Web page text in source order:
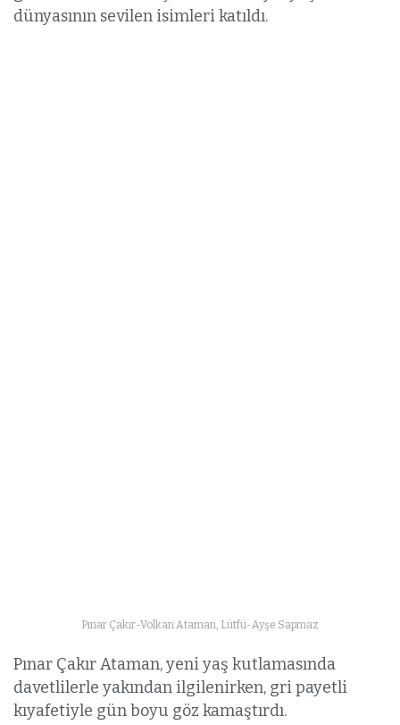
dünyasının sevilen isimleri katıldı.
Pınar Çakır-Volkan Ataman, Lütfü-Ayşe Sapmaz
Pınar Çakır Ataman, yeni yaş kutlamasında
davetlilerle yakından ilgilenirken, gri payetli
kıyafetiyle gün boyu göz kamaştırdı.